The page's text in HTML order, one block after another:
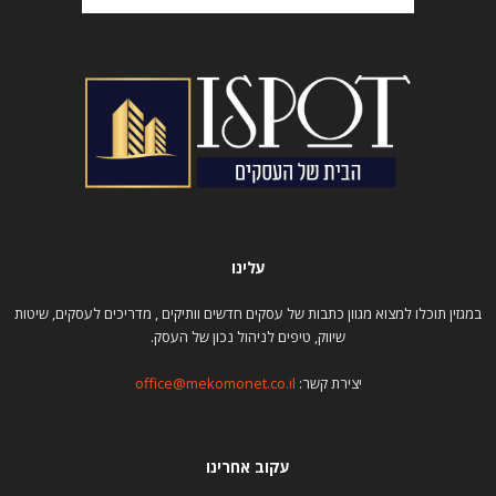
עלינו
במגזין תוכלו למצוא מגוון כתבות של עסקים חדשים וותיקים , מדריכים לעסקים, שיטות
שיווק, טיפים לניהול נכון של העסק.
יצירת קשר: office@mekomonet.co.il
עקוב אחרינו